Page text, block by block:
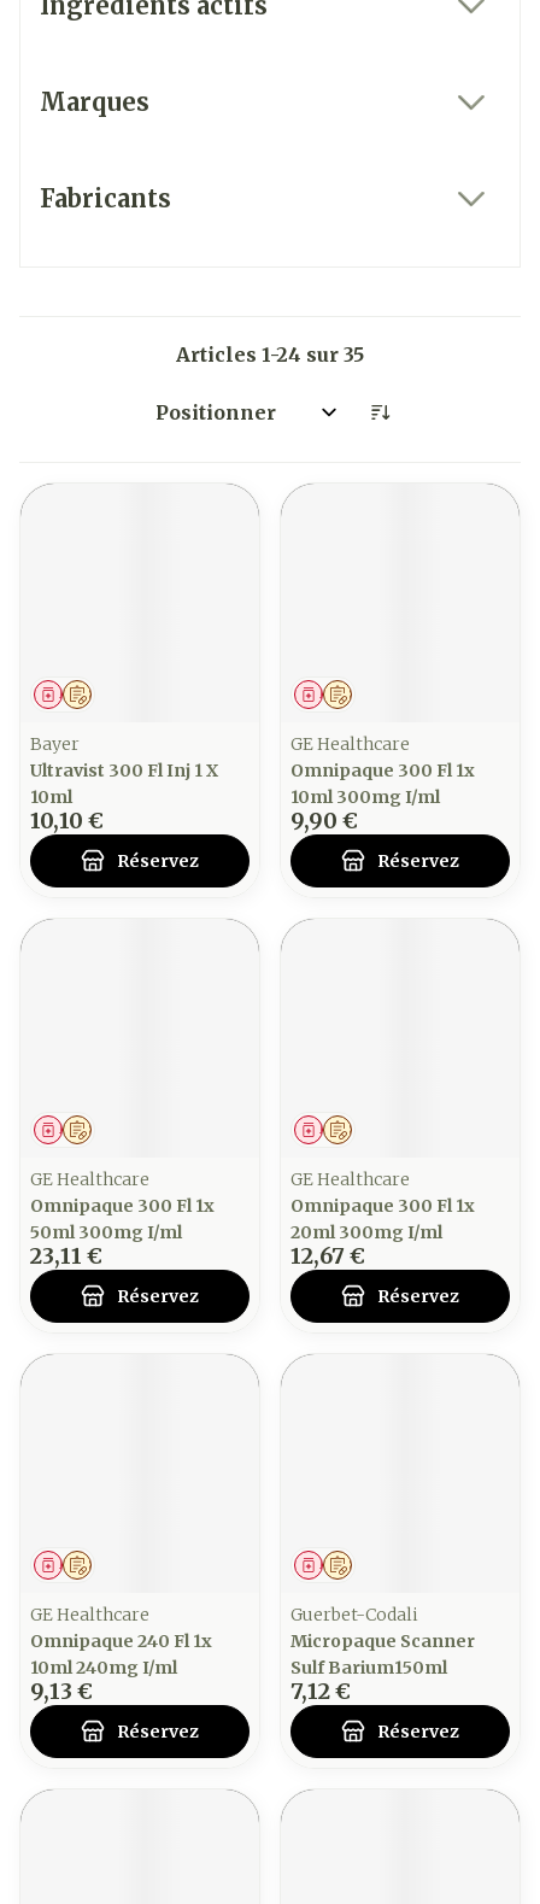
Marques
Fabricants
Articles 1-24 sur 35
Trier par:
Sur prescription
Médicament
Bayer
Ultravist 300 Fl Inj 1 X
10ml
10,10 €
Réservez
Sur prescription
Médicament
GE Healthcare
Omnipaque 300 Fl 1x
10ml 300mg I/ml
9,90 €
Réservez
Sur prescription
Médicament
GE Healthcare
Omnipaque 300 Fl 1x
50ml 300mg I/ml
23,11 €
Réservez
Sur prescription
Médicament
GE Healthcare
Omnipaque 300 Fl 1x
20ml 300mg I/ml
12,67 €
Réservez
Sur prescription
Médicament
GE Healthcare
Omnipaque 240 Fl 1x
10ml 240mg I/ml
9,13 €
Réservez
Sur prescription
Médicament
Guerbet-Codali
Micropaque Scanner
Sulf Barium150ml
7,12 €
Réservez